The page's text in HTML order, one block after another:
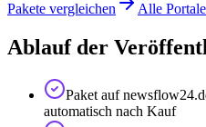
Pakete vergleichen Alle
Ablauf der
Paket auf
automatisch nach Kauf